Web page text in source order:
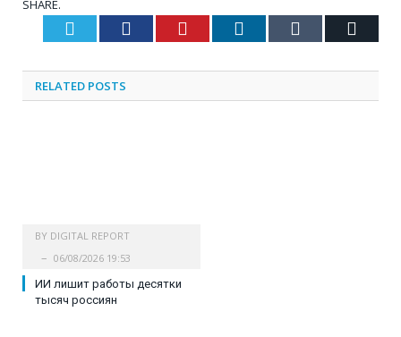
SHARE.
Twitter Facebook Pinterest LinkedIn Tumblr
RELATED POSTS
BY DIGITAL REPORT
06/08/2026 19:53
ИИ лишит работы десятки
тысяч россиян